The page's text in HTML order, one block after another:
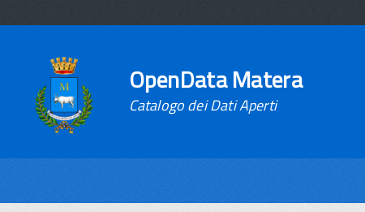
OpenData Matera
Catalogo dei Dati Aperti